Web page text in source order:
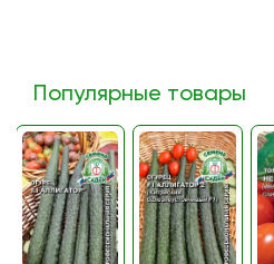
Популярные товары